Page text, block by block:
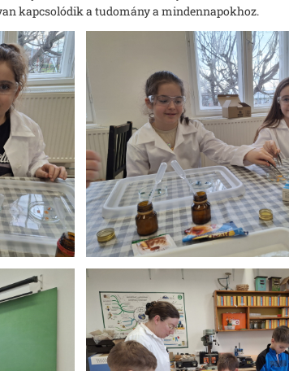
kapcsolódik a tudomány a mindennapokhoz.